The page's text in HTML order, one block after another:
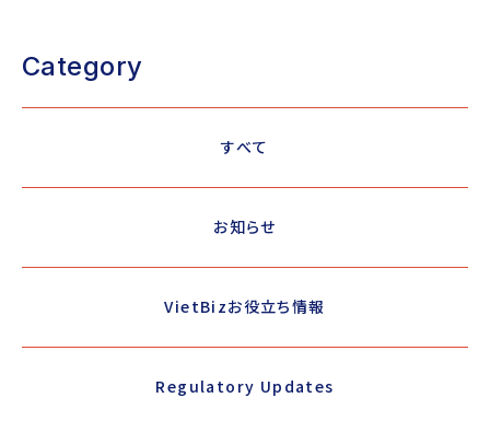
Category
すべて
お知らせ
VietBizお役立ち情報
Regulatory Updates